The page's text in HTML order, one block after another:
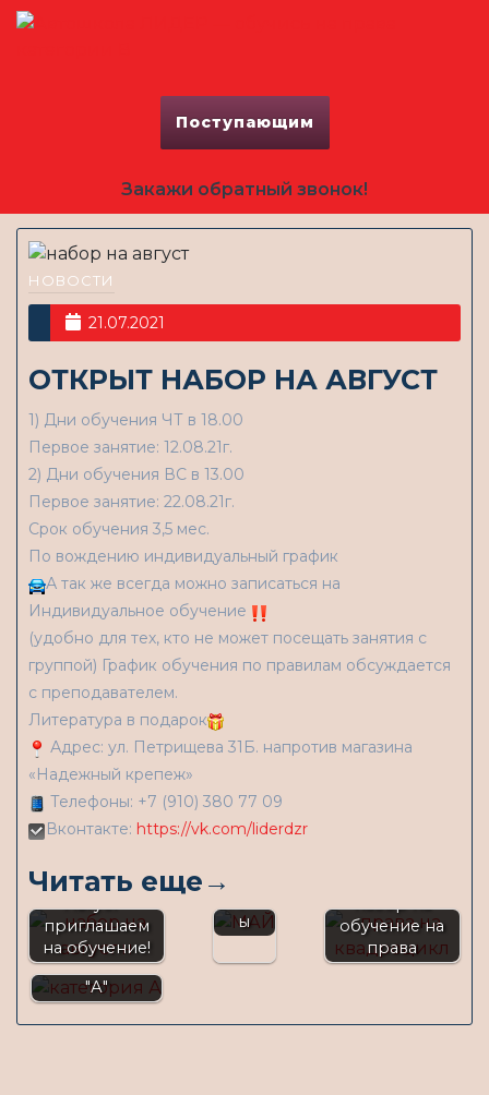
Поступающим
Закажи обратный звонок!
НОВОСТИ
21.07.2021
ОТКРЫТ НАБОР НА АВГУСТ
1) Дни обучения ЧТ в 18.00
Первое занятие: 12.08.21г.
2) Дни обучения ВС в 13.00
Первое занятие: 22.08.21г.
Срок обучения 3,5 мес.
По вождению индивидуальный график
А так же всегда можно записаться на
Индивидуальное обучение
(удобно для тех, кто не может посещать занятия с
группой) График обучения по правилам обсуждается
с преподавателем.
Литература в подарок
Адрес: ул. Петрищева 31Б. напротив магазина
«Надежный крепеж»
Телефоны: +7 (910) 380 77 09
Вконтакте: https://vk.com/liderdzr
Читать еще→
приглашаем
на обучение!
Набо
р в
ы
обучение на
права
ОТКРЫВАЕМ
НАБОР НА
КАТЕГОРИЮ
"А"